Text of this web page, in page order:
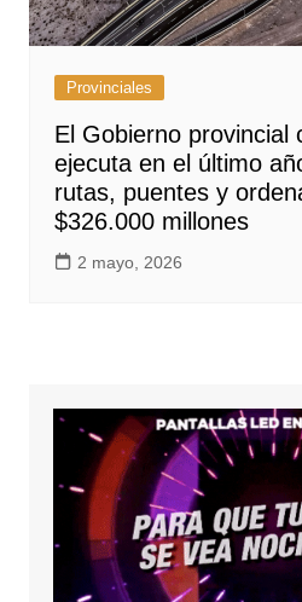
Provinciales
El Gobierno provincial
ejecuta en el último
rutas, puentes y
$326.000 millones
2 mayo, 2026